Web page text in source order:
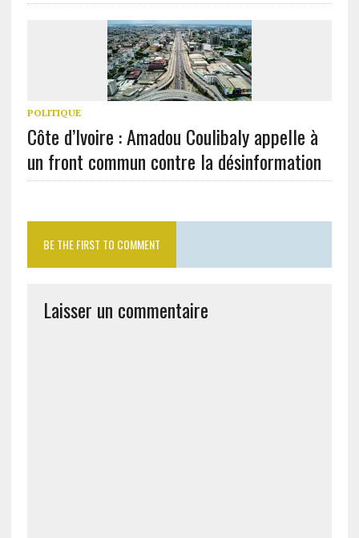
POLITIQUE
Côte d’Ivoire : Amadou Coulibaly appelle à
un front commun contre la désinformation
BE THE FIRST TO COMMENT
Laisser un commentaire